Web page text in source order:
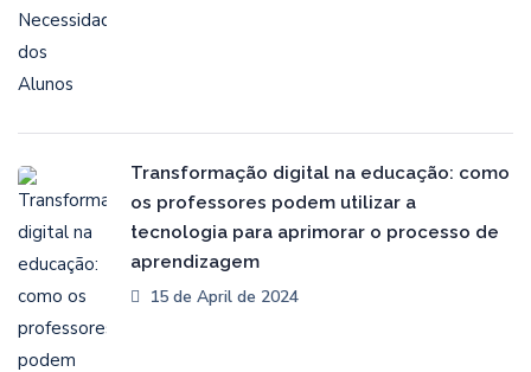
Transformação digital na educação: como
os professores podem utilizar a
tecnologia para aprimorar o processo de
aprendizagem
15 de April de 2024